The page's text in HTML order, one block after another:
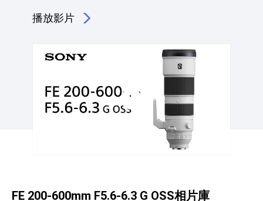
播放影片
點擊播放：200 -600 mm 超望遠變焦鏡頭
FE 200-600mm F5.6-6.3 G OSS相片庫